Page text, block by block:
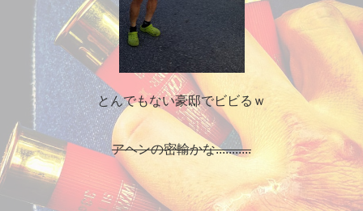
とんでもない豪邸でビビるｗ
アヘンの密輸かな...........